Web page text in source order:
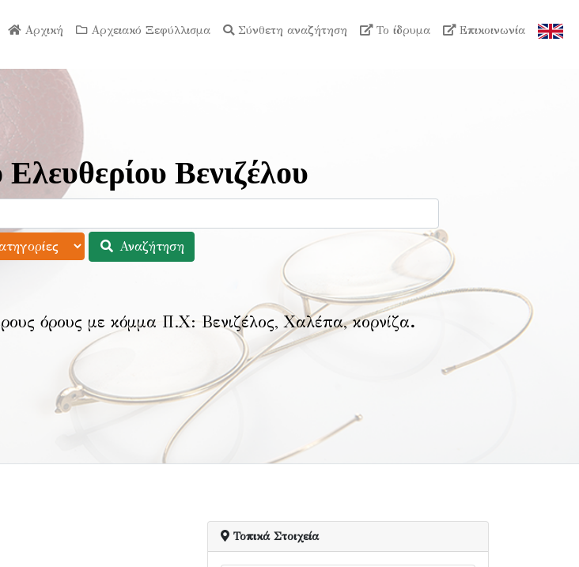
Αρχική Αρχειακό Ξεφύλλισμα Σύνθετη αναζήτηση Το ίδρυμα Επικοινωνία
Βενιζέλου
Αναζήτηση
όρους με κόμμα Π.Χ: Βενιζέλος, Χαλέπα, κορνίζα.
Τοπικά Στοιχεία